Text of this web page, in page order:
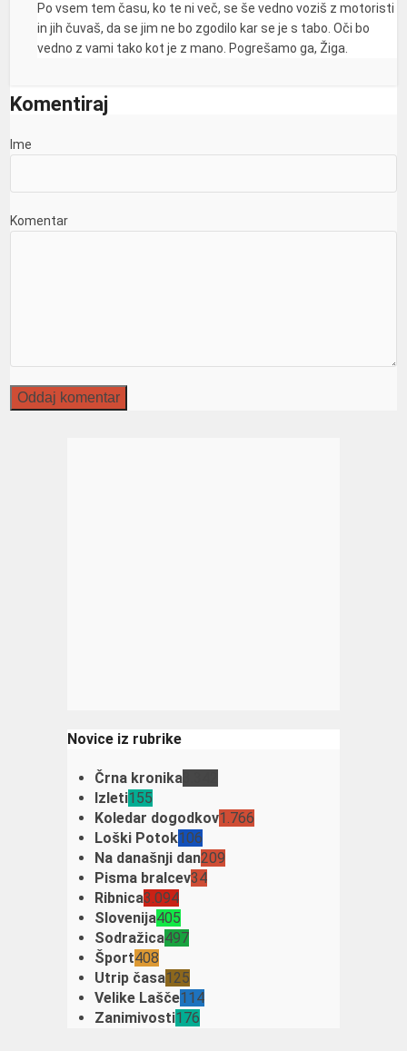
Po vsem tem času, ko te ni več, se še vedno voziš z motoristi
in jih čuvaš, da se jim ne bo zgodilo kar se je s tabo. Oči bo
vedno z vami tako kot je z mano. Pogrešamo ga, Žiga.
Komentiraj
Ime
Komentar
Novice iz rubrike
Črna kronika
Izleti155
Koledar dogodkov1.766
Loški Potok106
Na današnji dan209
Pisma bralcev34
Ribnica3.094
Slovenija405
Sodražica497
Šport408
Utrip časa125
Velike Lašče114
Zanimivosti176